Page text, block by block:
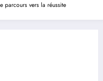
parcours vers la réussite